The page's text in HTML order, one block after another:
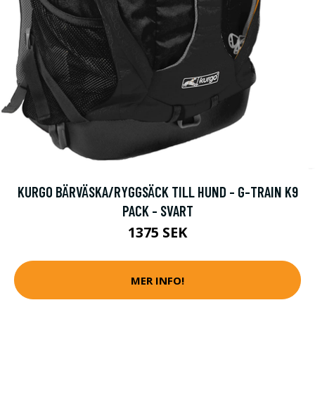
KURGO BÄRVÄSKA/RYGGSÄCK TILL HUND - G-TRAIN K9
PACK - SVART
1375 SEK
MER INFO!